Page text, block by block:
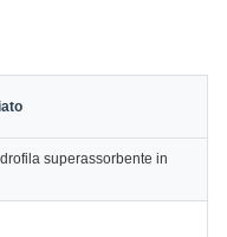
superassorbente in